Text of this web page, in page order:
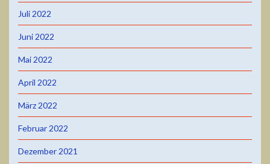
Juli 2022
Juni 2022
Mai 2022
April 2022
März 2022
Februar 2022
Dezember 2021